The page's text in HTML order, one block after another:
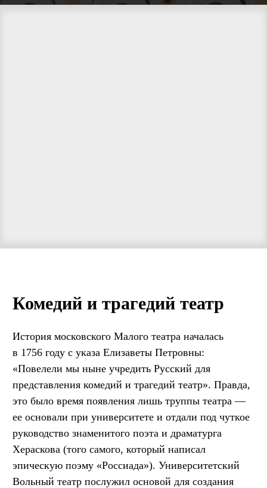
Комедий и трагедий театр
История московского Малого театра началась
в 1756 году с указа Елизаветы Петровны:
«Повелели мы ныне учредить Русский для
представления комедий и трагедий театр». Правда,
это было время появления лишь труппы театра —
ее основали при университете и отдали под чуткое
руководство знаменитого поэта и драматурга
Хераскова (того самого, который написал
эпическую поэму «Россиада»). Университетский
Вольный театр послужил основой для создания